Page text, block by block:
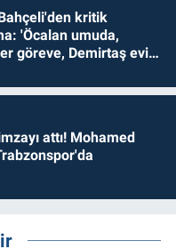
kritik
'Öcalan umuda,
göreve, Demirtaş evine
attı! Mohamed